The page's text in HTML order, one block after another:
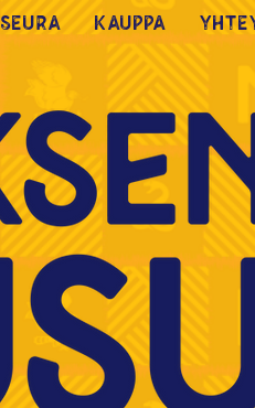
Seura Kauppa